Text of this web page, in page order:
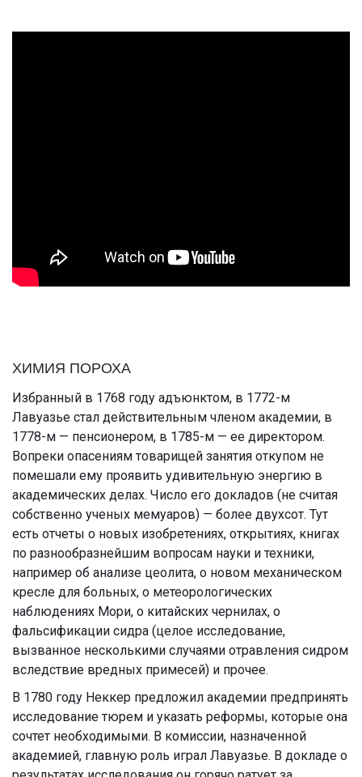
ХИМИЯ ПОРОХА
Избранный в 1768 году адъюнктом, в 1772-м
Лавуазье стал действительным членом академии, в
1778-м — пенсионером, в 1785-м — ее директором.
Вопреки опасениям товарищей занятия откупом не
помешали ему проявить удивительную энергию в
академических делах. Число его докладов (не считая
собственно ученых мемуаров) — более двухсот. Тут
есть отчеты о новых изобретениях, открытиях, книгах
по разнообразнейшим вопросам науки и техники,
например об анализе цеолита, о новом механическом
кресле для больных, о метеорологических
наблюдениях Мори, о китайских чернилах, о
фальсификации сидра (целое исследование,
вызванное несколькими случаями отравления сидром
вследствие вредных примесей) и прочее.
В 1780 году Неккер предложил академии предпринять
исследование тюрем и указать реформы, которые она
сочтет необходимыми. В комиссии, назначенной
академией, главную роль играл Лавуазье. В докладе о